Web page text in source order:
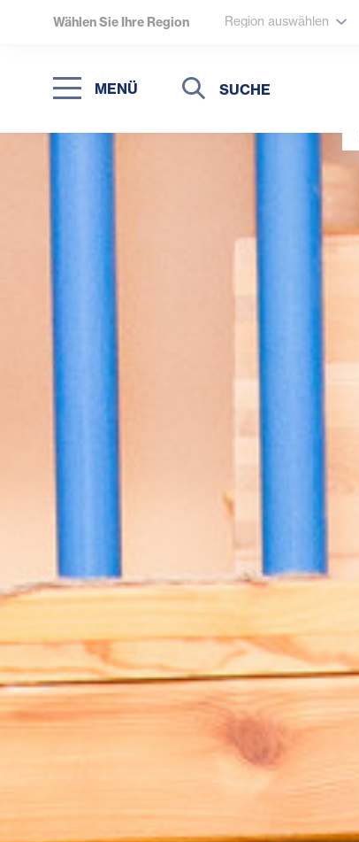
Wählen Sie Ihre Region Region auswählen
MENÜ
Suche
Suche